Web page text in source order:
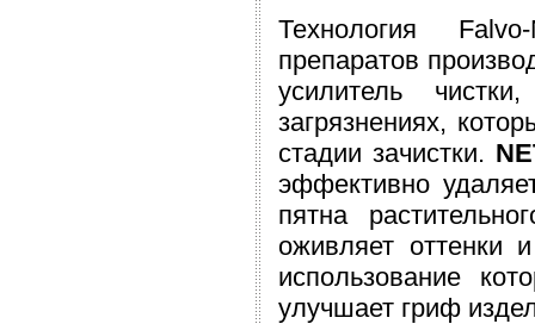
Технология
препаратов
усилитель
загрязнениях,
стадии зачистки.
эффективно
пятна
оживляет оттенки
использование
улучшает гриф